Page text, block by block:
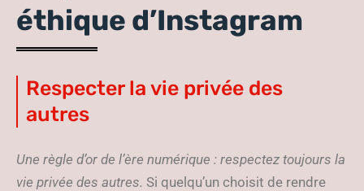
éthique d’Instagram
Respecter la vie privée des
autres
Une règle d’or de l’ère numérique : respectez toujours la
vie privée des autres. Si quelqu’un choisit de rendre